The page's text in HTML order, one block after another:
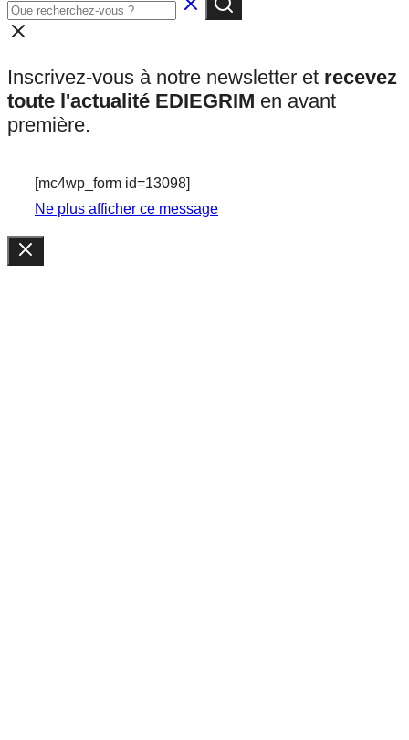
Inscrivez-vous à notre newsletter et recevez
toute l'actualité EDIEGRIM en avant
première.
[mc4wp_form id=13098]
Ne plus afficher ce message